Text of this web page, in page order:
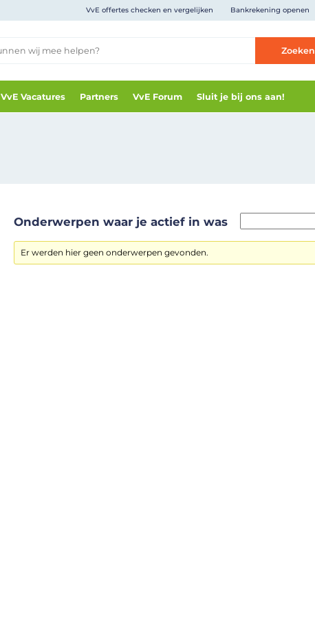
VvE offertes checken en vergelijken Bankrekening openen
Zoeken
VvE Vacatures Partners VvE Forum Sluit je bij ons aan!
Onderwerpen waar je actief in was
Er werden hier geen onderwerpen gevonden.